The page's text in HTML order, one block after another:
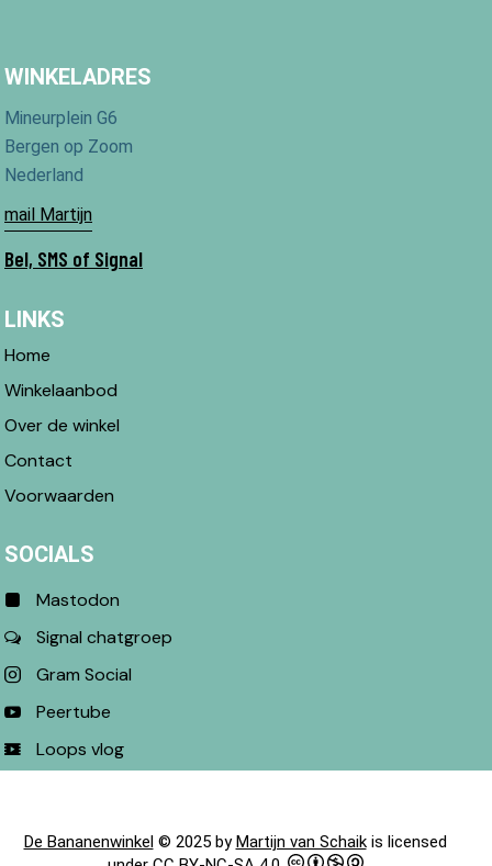
WINKELADRES
Mineurplein G6
Bergen op Zoom
Nederland
mail Martijn
Bel, SMS of Signal
LINKS
Home
Winkelaanbod
Over de winkel
Contact
Voorwaarden
SOCIALS
Mastodon
Signal chatgroep
Gram Social
Peertube
Loops vlog
De Bananenwinkel© 2025 byMartijn van Schaikis licensed